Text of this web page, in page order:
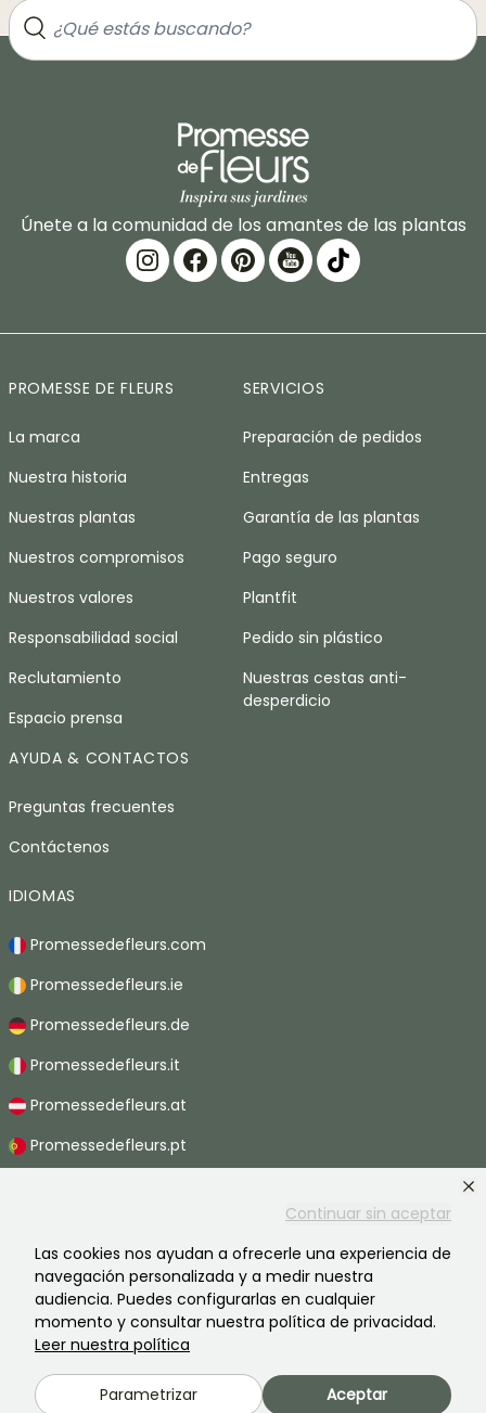
Continuar sin aceptar
Las cookies nos ayudan a ofrecerle una experiencia de
navegación personalizada y a medir nuestra
audiencia. Puedes configurarlas en cualquier
momento y consultar nuestra política de privacidad.
Leer nuestra política
Parametrizar Aceptar
Únete a la comunidad de los amantes de las plantas
PROMESSE DE FLEURS
La marca
Nuestra historia
Nuestras plantas
Nuestros compromisos
Nuestros valores
Responsabilidad social
Reclutamiento
Espacio prensa
SERVICIOS
Preparación de pedidos
Entregas
Garantía de las plantas
Pago seguro
Plantfit
Pedido sin plástico
Nuestras cestas anti-
desperdicio
AYUDA & CONTACTOS
Preguntas frecuentes
Contáctenos
IDIOMAS
Promessedefleurs.com
Promessedefleurs.ie
Promessedefleurs.de
Promessedefleurs.it
Promessedefleurs.at
Promessedefleurs.pt
Promessedefleurs.ch
Información legal
Términos y condiciones
Política de privacidad
Promesse de fleurs, una empresa familiar al servicio de todos los